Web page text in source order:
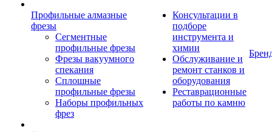
Профильные алмазные
фрезы
Сегментные
профильные фрезы
Фрезы вакуумного
спекания
Сплошные
профильные фрезы
Наборы профильных
фрез
Консультации в
подборе
инструмента и
химии
Обслуживание и
ремонт станков и
оборудования
Реставрационные
работы по камню